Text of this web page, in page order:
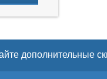
дополнительные